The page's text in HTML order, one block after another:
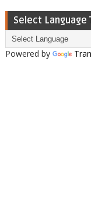
Select Language
Powered by